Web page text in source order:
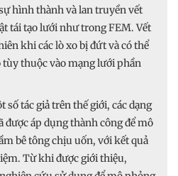
hình thành và lan truyền vết
tái tạo lưới như trong FEM. Vết
khi các lò xo bị đứt và có thể
thuộc vào mạng lưới phần
tác giả trên thế giới, các dạng
áp dụng thành công để mô
bê tông chịu uốn, với kết quả
Từ khi được giới thiệu,